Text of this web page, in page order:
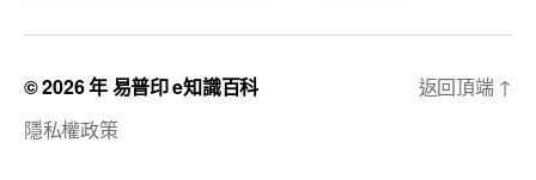
© 2026 年易普印 e知識百科
隱私權政策
返回頂端 ↑